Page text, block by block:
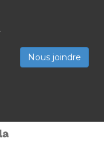
Nous joindre